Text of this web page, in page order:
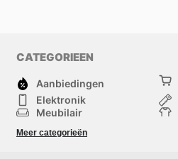
CATEGORIEEN
Aanbiedingen
Elektronik
Meubilair
Schoonheid
Meer categorieën